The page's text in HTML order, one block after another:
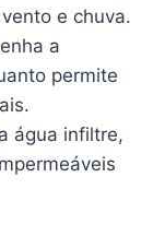
e chuva.
a
permite
água infiltre,